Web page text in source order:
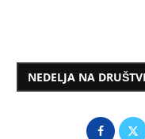
NEDELJA NA